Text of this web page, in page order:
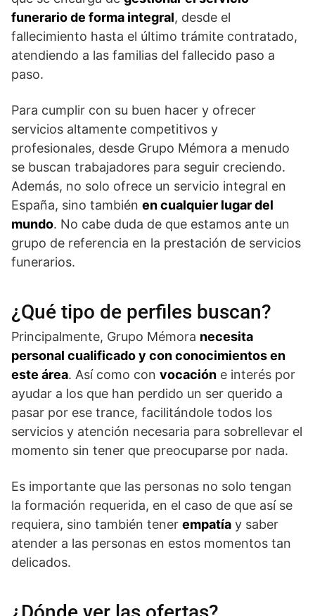
funerario de forma integral, desde el
fallecimiento hasta el último trámite contratado,
atendiendo a las familias del fallecido paso a
paso.
Para cumplir con su buen hacer y ofrecer
servicios altamente competitivos y
profesionales, desde Grupo Mémora a menudo
se buscan trabajadores para seguir creciendo.
Además, no solo ofrece un servicio integral en
España, sino también en cualquier lugar del
mundo. No cabe duda de que estamos ante un
grupo de referencia en la prestación de servicios
funerarios.
¿Qué tipo de perfiles buscan?
Principalmente, Grupo Mémora necesita
personal cualificado y con conocimientos en
este área. Así como con vocación e interés por
ayudar a los que han perdido un ser querido a
pasar por ese trance, facilitándole todos los
servicios y atención necesaria para sobrellevar el
momento sin tener que preocuparse por nada.
Es importante que las personas no solo tengan
la formación requerida, en el caso de que así se
requiera, sino también tener empatía y saber
atender a las personas en estos momentos tan
delicados.